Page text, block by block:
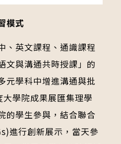
模式
、英文課程、通識課程
文與溝通共時授課」的
元學科中增進溝通與批
學院成果展匯集理學
的學生參與，結合聯合
進行創新展示，當天參